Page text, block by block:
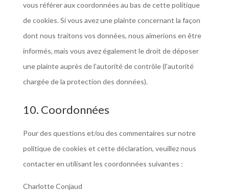
vous référer aux coordonnées au bas de cette politique
de cookies. Si vous avez une plainte concernant la façon
dont nous traitons vos données, nous aimerions en être
informés, mais vous avez également le droit de déposer
une plainte auprès de l’autorité de contrôle (l’autorité
chargée de la protection des données).
10. Coordonnées
Pour des questions et/ou des commentaires sur notre
politique de cookies et cette déclaration, veuillez nous
contacter en utilisant les coordonnées suivantes :
Charlotte Conjaud